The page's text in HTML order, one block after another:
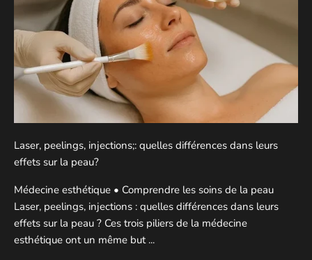
Laser, peelings, injections;: quelles différences dans leurs
effets sur la peau?
Médecine esthétique • Comprendre les soins de la peau
Laser, peelings, injections : quelles différences dans leurs
effets sur la peau ? Ces trois piliers de la médecine
esthétique ont un même but ...